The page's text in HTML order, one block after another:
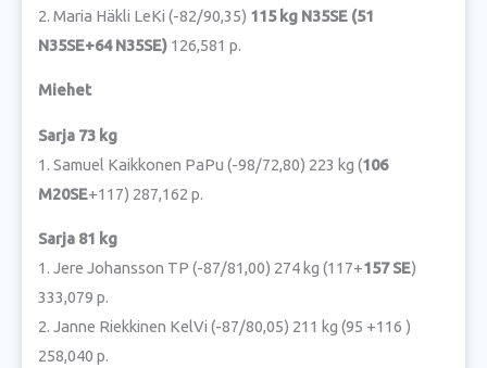
2. Maria Häkli LeKi (-82/90,35) 115 kg N35SE (51
N35SE+64 N35SE)126,581 p.
Miehet
Sarja 73 kg
1. Samuel Kaikkonen PaPu (-98/72,80) 223 kg (106
M20SE+117) 287,162 p.
Sarja 81 kg
1. Jere Johansson TP (-87/81,00) 274 kg (117+157 SE)
333,079 p.
2. Janne Riekkinen KelVi (-87/80,05) 211 kg (95 +116 )
258,040 p.